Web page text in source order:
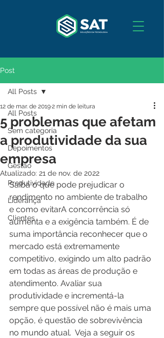
Post
All Posts
Sem categoria
Depoimentos
Gestão
Produtividade
Liderança
Clientes
All Posts
5 problemas que afetam
a produtividade da sua
empresa
12 de mar. de 20192 min de leitura
Atualizado: 21 de nov. de 2022
Saiba o que pode prejudicar o
rendimento no ambiente de trabalho
e como evitarA concorrência só
aumenta e a exigência também. É de
suma importância reconhecer que o
mercado está extremamente
competitivo, exigindo um alto padrão
em todas as áreas de produção e
atendimento. Avaliar sua
produtividade e incrementá-la
sempre que possível não é mais uma
opção, é questão de sobrevivência
no mundo atual.  Veja a seguir os